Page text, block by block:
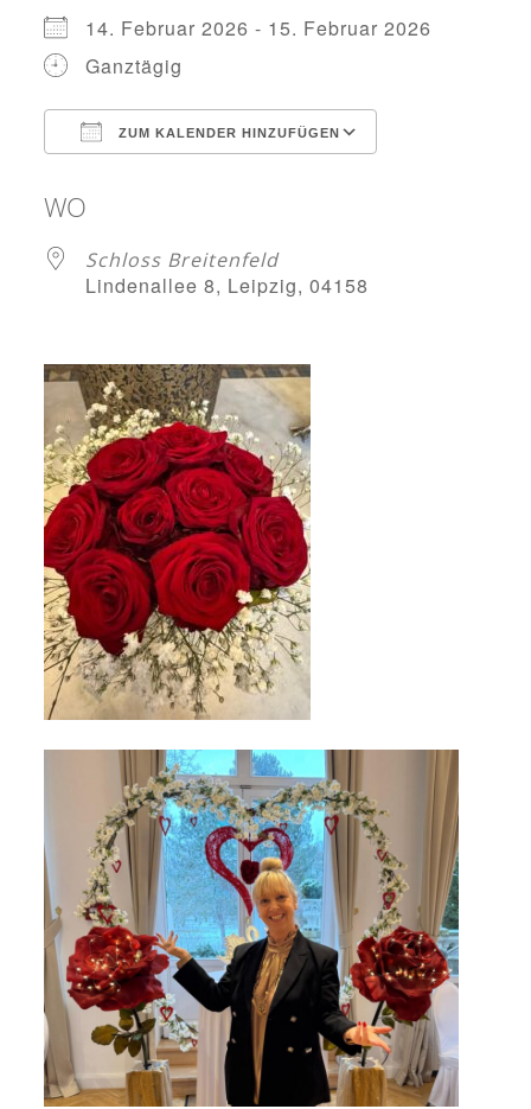
14. Februar 2026 - 15. Februar 2026
Ganztägig
ZUM KALENDER HINZUFÜGEN
WO
Schloss Breitenfeld
Lindenallee 8, Leipzig, 04158